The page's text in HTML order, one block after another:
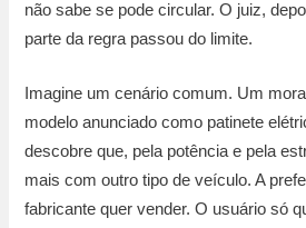
não sabe se pode circular. O juiz,
parte da regra passou do limite.
Imagine um cenário comum. Um
modelo anunciado como patinete
descobre que, pela potência e pela
mais com outro tipo de veículo. A
fabricante quer vender. O usuário só